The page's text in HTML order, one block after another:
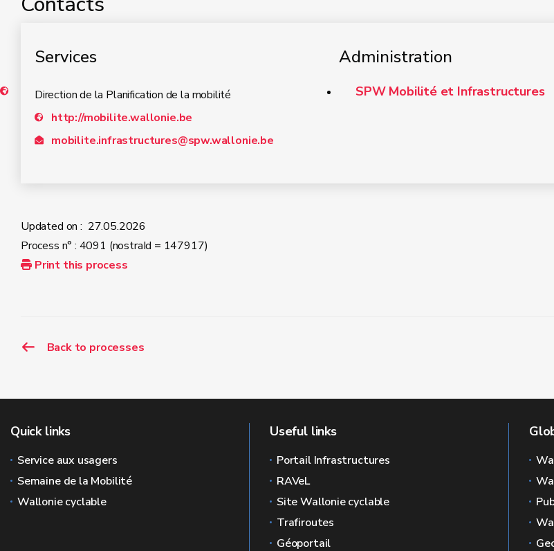
Services
Direction de la Planification de la mobilité
http://mobilite.wallonie.be
mobilite.infrastructures@spw.wallonie.be
Administration
SPW Mobilité et Infrastructures
Updated on : 27.05.2026
Process n° : 4091 (nostraId = 147917)
Print this process
Back to processes
Quick links
Service aux usagers
Semaine de la Mobilité
Wallonie cyclable
Useful links
Portail Infrastructures
RAVeL
Site Wallonie cyclable
Trafiroutes
Géoportail